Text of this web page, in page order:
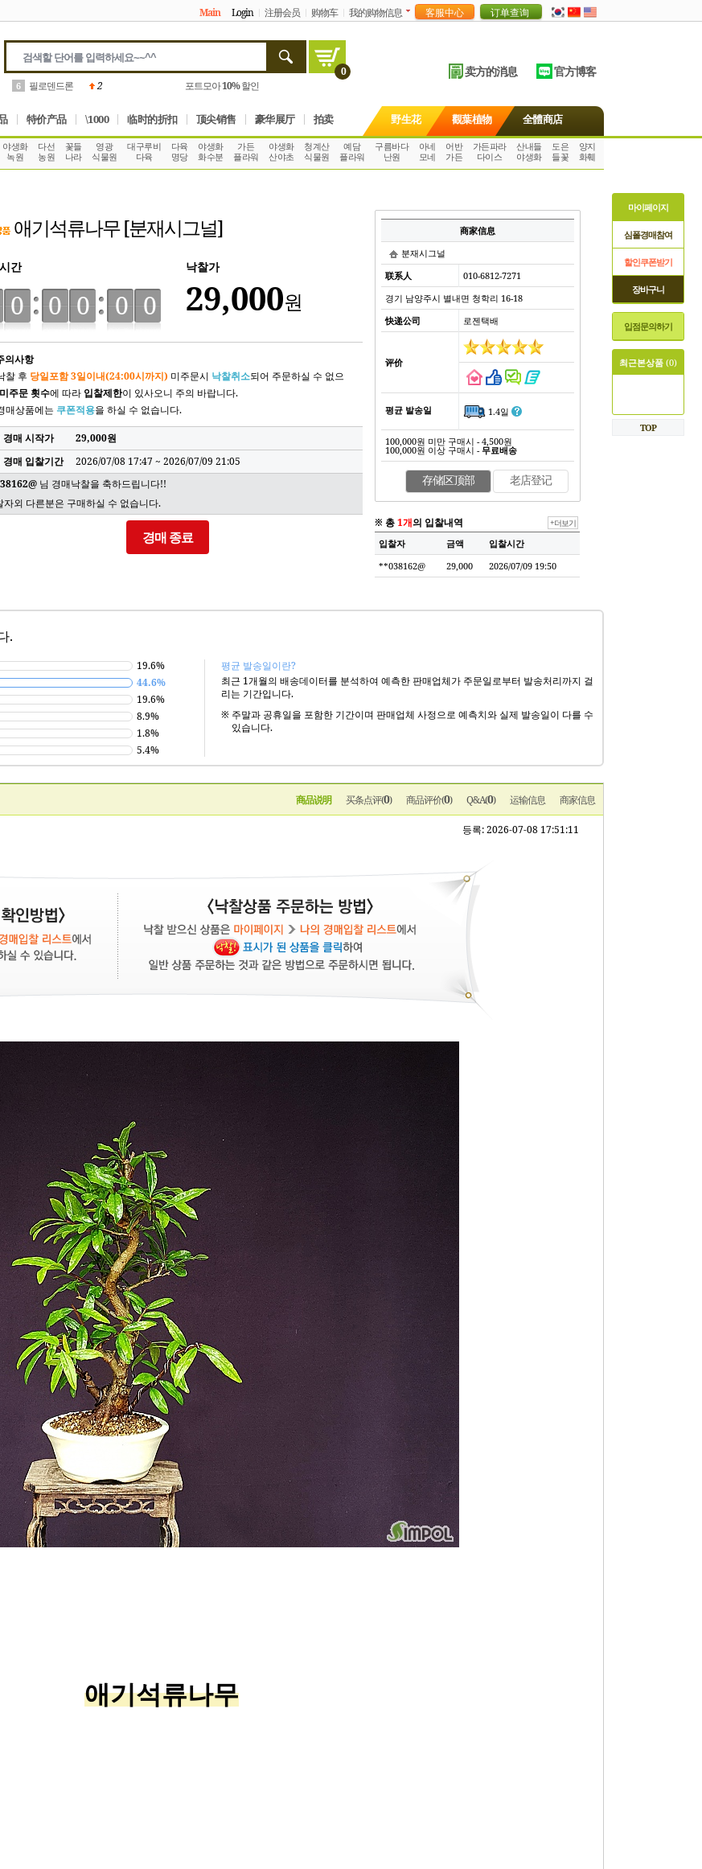
Main Login 注册会员 购物车 我的购物信息
0
6 필로덴드론 2 포트모아10%할인
卖方的消息 官方博客
特价产品 \1000 临时的折扣 顶尖销售 豪华展厅 拍卖 野生花 觀葉植物 全體商店
야생화
녹원
다선
농원
꽃들
나라
영광
식물원
대구루비
다육
다육
명당
야생화
화수분
가든
플라워
야생화
산야초
청계산
식물원
예담
플라워
구름바다
난원
아네
모네
어반
가든
가든파라
다이스
산내들
야생화
도은
들꽃
양지
화훼
애기석류나무 [분재시그널]
간
00 00
낙찰가
29,000원
의사항
찰 후 당일포함 3일이내(24:00시까지) 미주문시 낙찰취소되어 주문하실 수 없으
미주문 횟수에 따라 입찰제한이 있사오니 주의 바랍니다.
매상품에는 쿠폰적용을 하실 수 없습니다.
경매 시작가
29,000원
경매 입찰기간
2026/07/08 17:47 ~ 2026/07/09 21:05
님 경매낙찰을 축하드립니다!!
자외 다른분은 구매하실 수 없습니다.
경매 종료
商家信息
분재시그널
联系人
010-6812-7271
경기 남양주시 별내면 청학리 16-18
快递公司
로젠택배
评价
평균 발송일 1.4일
100,000원 미만 구매시 - 4,500원
100,000원 이상 구매시 -무료배송
存储区顶部 老店登记
※ 총1개의 입찰내역
입찰자 금액
입찰시간
**038162@
29,000 2026/07/09 19:50
+더보기
.
19.6%
44.6%
19.6%
8.9%
1.8%
5.4%
평균 발송일이란?
최근 1개월의 배송데이터를 분석하여 예측한 판매업체가 주문일로부터 발송처리까지 걸
리는 기간입니다.
※ 주말과 공휴일을 포함한 기간이며 판매업체 사정으로 예측치와 실제 발송일이 다를 수
있습니다.
商品说明 买条点评(0) 商品评价(0) Q&A(0) 运输信息 商家信息
등록: 2026-07-08 17:51:11
애기석류나무
마이페이지
심폴경매참여
할인쿠폰받기
장바구니
입점문의하기
최근본상품 (0)
TOP